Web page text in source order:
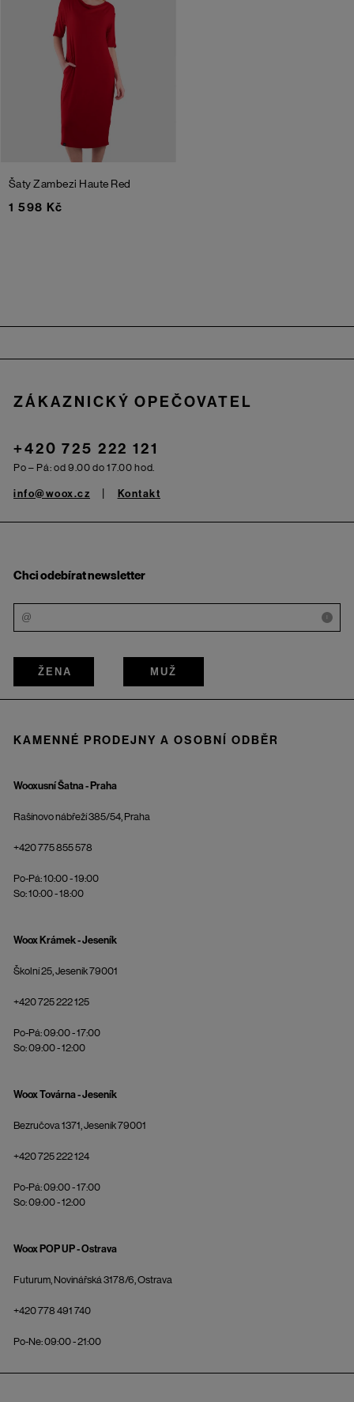
Šaty Zambezi Haute Red
1 598 Kč
ZÁKAZNICKÝ OPEČOVATEL
+420 725 222 121
Po – Pá: od 9.00 do 17.00 hod.
info@woox.cz Kontakt
Chci odebírat newsletter
i
ŽENA MUŽ
KAMENNÉ PRODEJNY A OSOBNÍ ODBĚR
Wooxusní Šatna - Praha
Rašínovo nábřeží 385/54, Praha
+420 775 855 578
Po-Pá: 10:00 - 19:00
So: 10:00 - 18:00
Woox Krámek - Jeseník
Školní 25, Jeseník 79001
+420 725 222 125
Po-Pá: 09:00 - 17:00
So: 09:00 - 12:00
Woox Továrna - Jeseník
Bezručova 1371, Jeseník 79001
+420 725 222 124
Po-Pá: 09:00 - 17:00
So: 09:00 - 12:00
Woox POP UP - Ostrava
Futurum, Novinářská 3178/6, Ostrava
+420 778 491 740
Po-Ne: 09:00 - 21:00